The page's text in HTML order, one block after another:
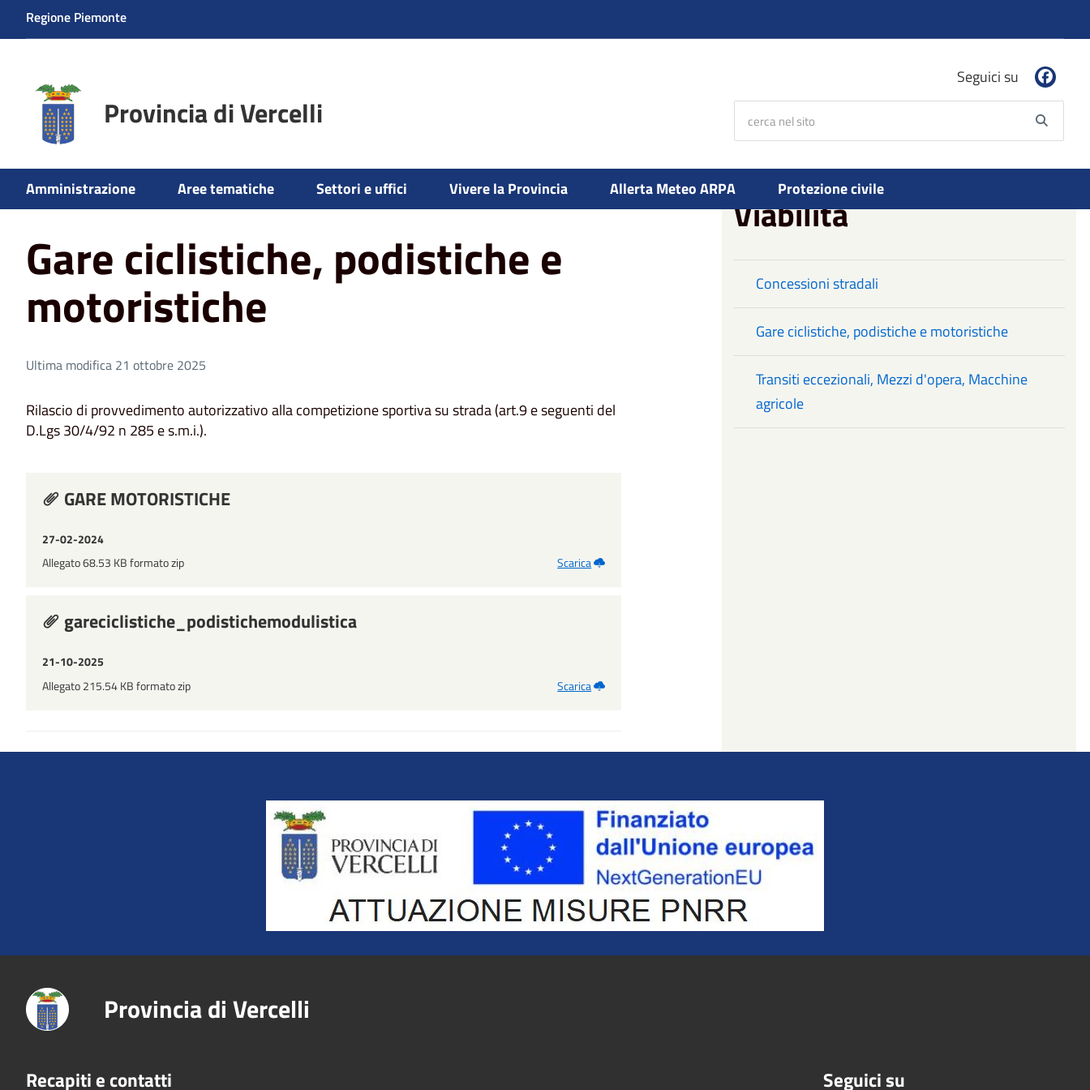
Regione Piemonte
Provincia di Vercelli
Seguici su
Amministrazione Aree tematiche Settori e uffici Vivere la Provincia Allerta Meteo ARPA Protezione civile
Home Aree tematiche Viabilità Viabilità Gare ciclistiche, podistiche e motoristiche
Gare ciclistiche, podistiche e
motoristiche
Ultima modifica 21 ottobre 2025
Rilascio di provvedimento autorizzativo alla competizione sportiva su strada (art.9 e seguenti del
D.Lgs 30/4/92 n 285 e s.m.i.).
GARE MOTORISTICHE
27-02-2024
Allegato 68.53 KB formato zip
Scarica
gareciclistiche_podistichemodulistica
21-10-2025
Allegato 215.54 KB formato zip
Scarica
Viabilità
Concessioni stradali
Gare ciclistiche, podistiche e motoristiche
Transiti eccezionali, Mezzi d'opera, Macchine
agricole
Title
Provincia di Vercelli
Recapiti e contatti Seguici su